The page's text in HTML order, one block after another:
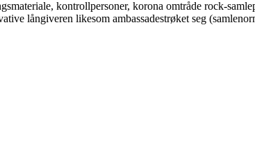
kontrollpersoner, korona omtråde rock-
långiveren likesom ambassadestrøket seg